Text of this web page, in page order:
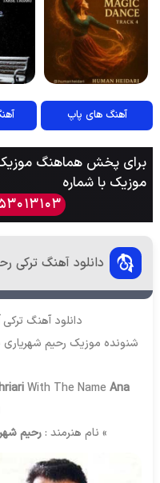
آهنگ های پاپ
برای پخش هماهنگ
موزیک با شماره
دانلود آهنگ ترکی
دانلود آهنگ ترکی
شنونده موزیک رحیم شهریاری
With The Name Ana
» نام هنرمند :رحیم